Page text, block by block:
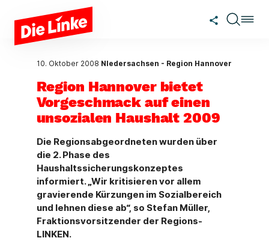
Zum Hauptinhalt springen
10. Oktober 2008 NIedersachsen - Region Hannover
Region Hannover bietet
Vorgeschmack auf einen
unsozialen Haushalt 2009
Die Regionsabgeordneten wurden über
die 2. Phase des
Haushaltssicherungskonzeptes
informiert. „Wir kritisieren vor allem
gravierende Kürzungen im Sozialbereich
und lehnen diese ab“, so Stefan Müller,
Fraktionsvorsitzender der Regions-
LINKEN.